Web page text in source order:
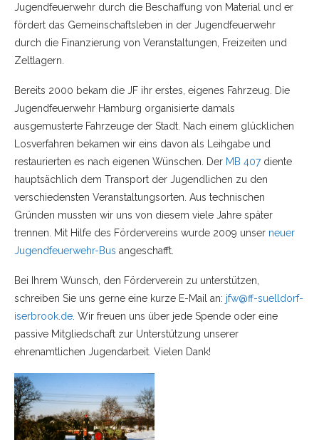
Jugendfeuerwehr durch die Beschaffung von Material und er
fördert das Gemeinschaftsleben in der Jugendfeuerwehr
durch die Finanzierung von Veranstaltungen, Freizeiten und
Zeltlagern.
Bereits 2000 bekam die JF ihr erstes, eigenes Fahrzeug. Die
Jugendfeuerwehr Hamburg organisierte damals
ausgemusterte Fahrzeuge der Stadt. Nach einem glücklichen
Losverfahren bekamen wir eins davon als Leihgabe und
restaurierten es nach eigenen Wünschen. Der MB 407diente
hauptsächlich dem Transport der Jugendlichen zu den
verschiedensten Veranstaltungsorten. Aus technischen
Gründen mussten wir uns von diesem viele Jahre später
trennen. Mit Hilfe des Fördervereins wurde 2009 unser neuer
Jugendfeuerwehr-Bus angeschafft.
Bei Ihrem Wunsch, den Förderverein zu unterstützen,
schreiben Sie uns gerne eine kurze E-Mail an: jfw@ff-suelldorf-
iserbrook.de . Wir freuen uns über jede Spende oder eine
passive Mitgliedschaft zur Unterstützung unserer
ehrenamtlichen Jugendarbeit. Vielen Dank!